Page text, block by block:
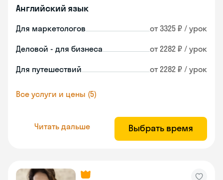
Английский язык
Для маркетологов от 3325 ₽ / урок
Деловой - для бизнеса от 2282 ₽ / урок
Для путешествий от 2282 ₽ / урок
Все услуги и цены (5)
Читать дальше Выбрать время